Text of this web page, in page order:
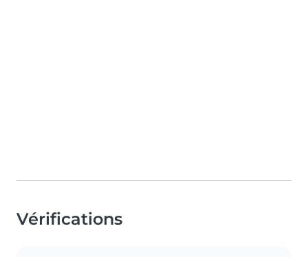
Vérifications